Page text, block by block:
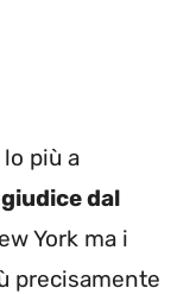
più a
giudice dal
York ma i
precisamente